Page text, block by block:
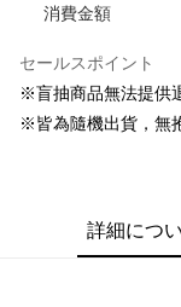
Easy Wallet
Google Pay
消費金額
セールスポイント
※盲抽商品無法提供
※皆為隨機出貨，無
詳細につ